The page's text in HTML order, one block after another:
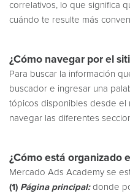
correlativos, lo que significa
cuándo te resulte más
¿Cómo navegar por el
Para buscar la información
buscador e ingresar una
tópicos disponibles desde el
navegar las diferentes
¿Cómo está organizado
Mercado Ads Academy se
(1) Página principal:donde